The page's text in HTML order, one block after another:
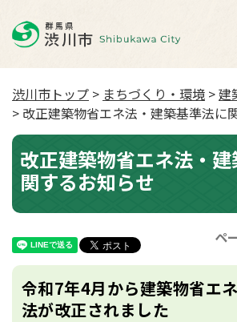
渋川市トップ > まちづくり・環境 >建
> 改正建築物省エネ法・建築基準法に
改正建築物省エネ法・
関するお知らせ
ペ
令和7年4月から建築物省エ
法が改正されました